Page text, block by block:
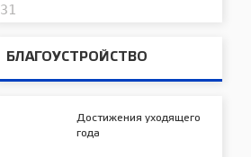
31
БЛАГОУСТРОЙСТВО
Достижения уходящего
года